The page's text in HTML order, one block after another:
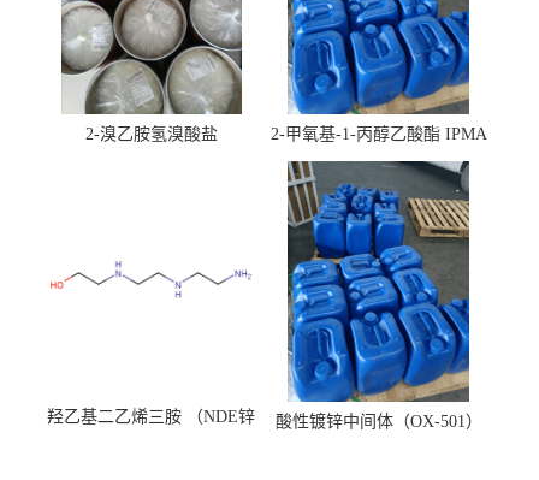
2-溴乙胺氢溴酸盐 2-甲氧基-1-丙醇乙酸酯 IPMA
羟乙基二乙烯三胺 （NDE锌
酸性镀锌中间体（OX-501）